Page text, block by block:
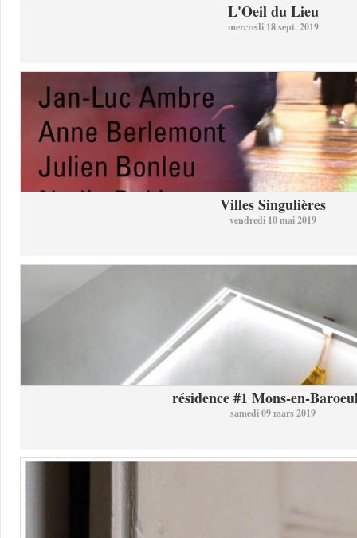
L'Oeil du Lieu
mercredi 18 sept. 2019
Villes Singulières
vendredi 10 mai 2019
résidence #1 Mons-en-
samedi 09 mars 2019